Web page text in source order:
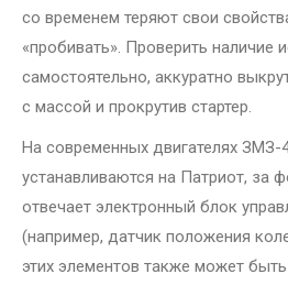
со временем теряют свои
«пробивать». Проверить наличие
самостоятельно, аккуратно
с массой и прокрутив стартер.
На современных двигателях ЗМЗ-
устанавливаются на Патриот, за
отвечает электронный блок
(например, датчик положения
этих элементов также может